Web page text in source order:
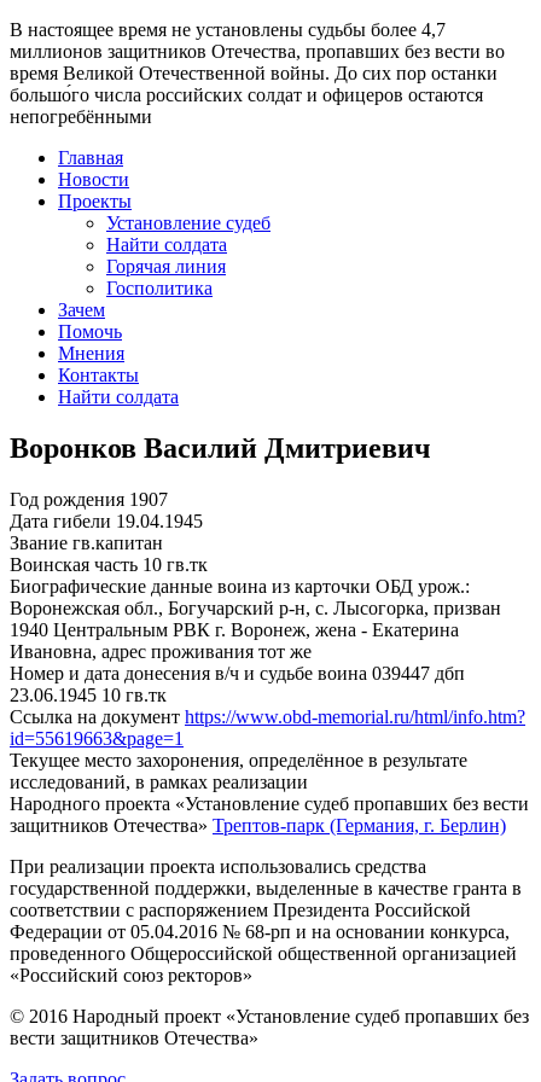
В настоящее время не установлены судьбы более 4,7
миллионов защитников Отечества, пропавших без вести во
время Великой Отечественной войны. До сих пор останки
большо́го числа российских солдат и офицеров остаются
непогребёнными
Главная
Новости
Проекты
Установление судеб
Найти солдата
Горячая линия
Госполитика
Зачем
Помочь
Мнения
Контакты
Найти солдата
Воронков Василий Дмитриевич
Год рождения 1907
Дата гибели 19.04.1945
Звание гв.капитан
Воинская часть 10 гв.тк
Биографические данные воина из карточки ОБД урож.:
Воронежская обл., Богучарский р-н, с. Лысогорка, призван
1940 Центральным РВК г. Воронеж, жена - Екатерина
Ивановна, адрес проживания тот же
Номер и дата донесения в/ч и судьбе воина 039447 дбп
23.06.1945 10 гв.тк
Ссылка на документ https://www.obd-memorial.ru/html/info.htm?
id=55619663&page=1
Текущее место захоронения, определённое в результате
исследований, в рамках реализации
Народного проекта «Установление судеб пропавших без вести
защитников Отечества» Трептов-парк (Германия, г. Берлин)
При реализации проекта использовались средства
государственной поддержки, выделенные в качестве гранта в
соответствии с распоряжением Президента Российской
Федерации от 05.04.2016 № 68-рп и на основании конкурса,
проведенного Общероссийской общественной организацией
«Российский союз ректоров»
© 2016 Народный проект «Установление судеб пропавших без
вести защитников Отечества»